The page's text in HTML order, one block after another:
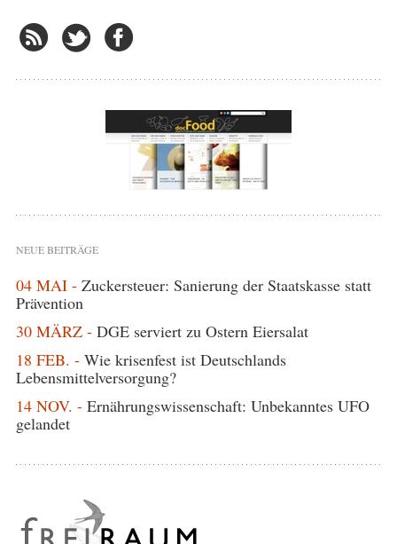
NEUE BEITRÄGE
04 MAI - Zuckersteuer: Sanierung der Staatskasse statt
Prävention
30 MÄRZ - DGE serviert zu Ostern Eiersalat
18 FEB. - Wie krisenfest ist Deutschlands
Lebensmittelversorgung?
14 NOV. - Ernährungswissenschaft: Unbekanntes UFO
gelandet